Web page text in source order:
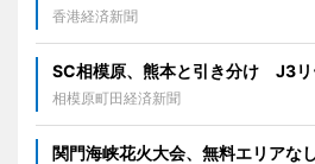
香港経済新聞
SC相模原、熊本と引き分け J3リ
相模原町田経済新聞
関門海峡花火大会、無料エリアな